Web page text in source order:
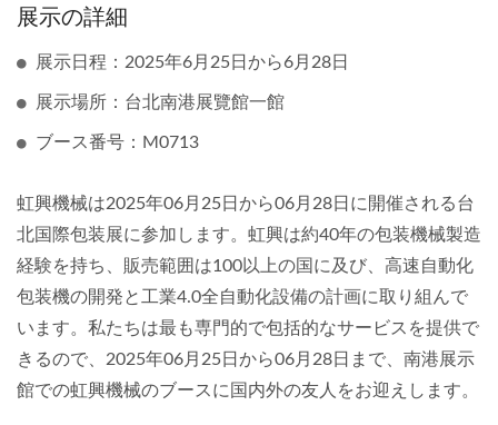
展示の詳細
展示日程：2025年6月25日から6月28日
展示場所：台北南港展覽館一館
ブース番号：M0713
虹興機械は2025年06月25日から06月28日に開催される台
北国際包装展に参加します。虹興は約40年の包装機械製造
経験を持ち、販売範囲は100以上の国に及び、高速自動化
包装機の開発と工業4.0全自動化設備の計画に取り組んで
います。私たちは最も専門的で包括的なサービスを提供で
きるので、2025年06月25日から06月28日まで、南港展示
館での虹興機械のブースに国内外の友人をお迎えします。